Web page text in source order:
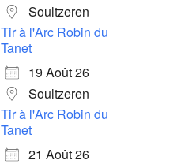
Soultzeren
Tir à l'Arc Robin du
Tanet
19 Août 26
Soultzeren
Tir à l'Arc Robin du
Tanet
21 Août 26